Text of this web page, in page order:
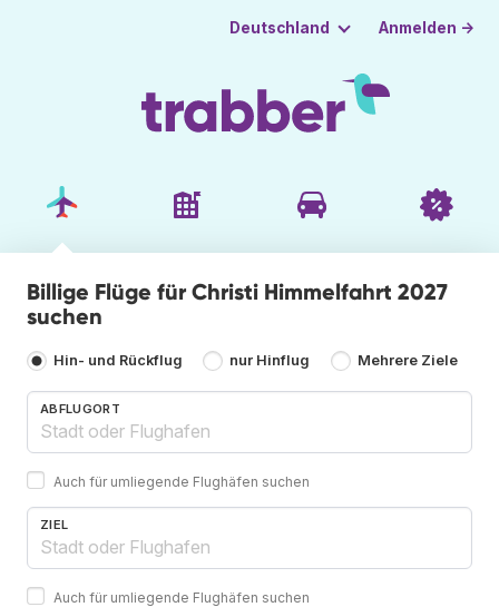
Deutschland Anmelden →
Billige Flüge für Christi Himmelfahrt 2027
suchen
Hin- und Rückflug nur Hinflug Mehrere Ziele
ABFLUGORT
Auch für umliegende Flughäfen suchen
ZIEL
Auch für umliegende Flughäfen suchen